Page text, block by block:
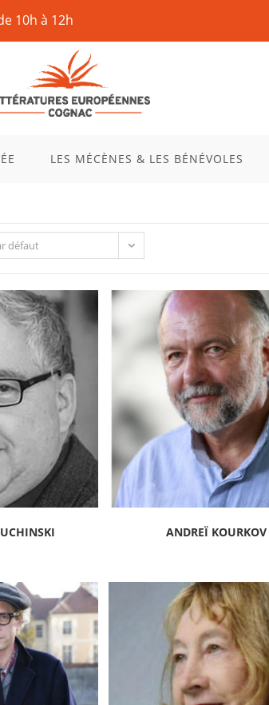
10h à 12h
LES MÉCÈNES & LES BÉNÉVOLES
défaut
ANDREÏ KOURKOV